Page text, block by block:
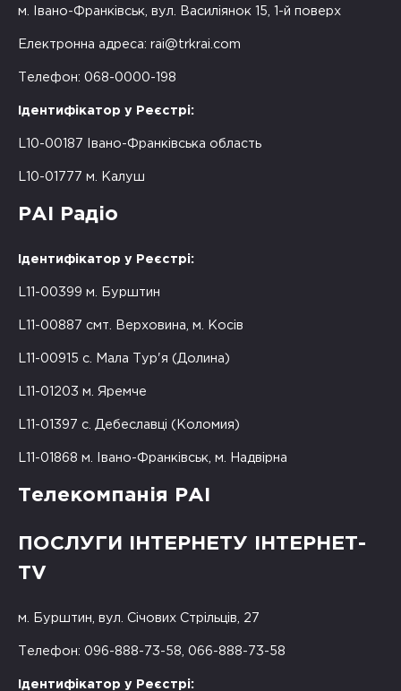
м. Івано-Франківськ, вул. Василіянок 15, 1-й поверх
Електронна адреса: rai@trkrai.com
Телефон: 068-0000-198
Ідентифікатор у Реєстрі:
L10-00187 Івано-Франківська область
L10-01777 м. Калуш
РАІ Радіо
Ідентифікатор у Реєстрі:
L11-00399 м. Бурштин
L11-00887 смт. Верховина, м. Косів
L11-00915 с. Мала Тур'я (Долина)
L11-01203 м. Яремче
L11-01397 с. Дебеславці (Коломия)
L11-01868 м. Івано-Франківськ, м. Надвірна
Телекомпанія РАІ
ПОСЛУГИ ІНТЕРНЕТУ ІНТЕРНЕТ-
TV
м. Бурштин, вул. Січових Стрільців, 27
Телефон: 096-888-73-58, 066-888-73-58
Ідентифікатор у Реєстрі: